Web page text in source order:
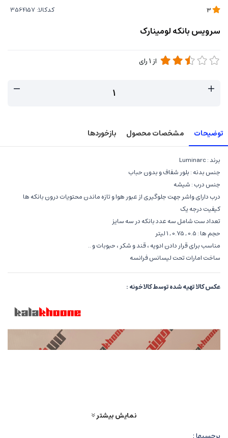
کدکالا:
سرویس بانکه لومینارک
از 1رای
توضیحات مشخصات محصول بازخوردها
برند : Luminarc
جنس بدنه : بلور شفاف و بدون حباب
جنس درب : شیشه
درب دارای واشر جهت جلوگیری از عبور هوا و تازه ماندن محتویات درون بانکه ها
کیفیت درجه یک
تعداد ست شامل سه عدد بانکه در سه سایز
حجم ها : 0.5 , 0.75 , 1 لیتر
مناسب برای قرار دادن ادویه ، قند و شکر ، حبوبات و ..
ساخت امارات تحت لیسانس فرانسه
عکسکالاتهیهشدهتوسطکالاخونه:
نمایش بیشتر